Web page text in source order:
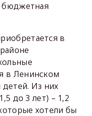
бюджетная
в
в Ленинском
детей. Из них
до 3 лет) – 1,2
хотели бы